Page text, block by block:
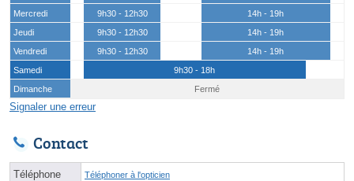
Mercredi
9h30 - 12h30
14h - 19h
Jeudi
9h30 - 12h30
14h - 19h
Vendredi
9h30 - 12h30
14h - 19h
Samedi
9h30 - 18h
Dimanche
Fermé
Signaler une erreur
Contact
Téléphone Téléphoner à l'opticien